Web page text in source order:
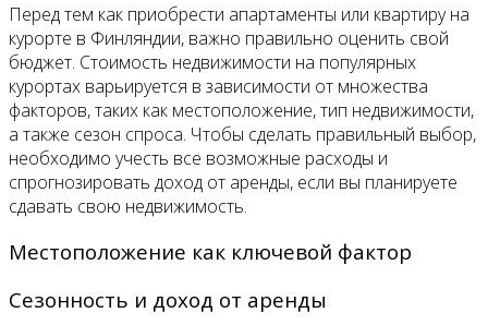
Перед тем как приобрести апартаменты или квартиру на
курорте в Финляндии, важно правильно оценить свой
бюджет. Стоимость недвижимости на популярных
курортах варьируется в зависимости от множества
факторов, таких как местоположение, тип недвижимости,
а также сезон спроса. Чтобы сделать правильный выбор,
необходимо учесть все возможные расходы и
спрогнозировать доход от аренды, если вы планируете
сдавать свою недвижимость.
Местоположение как ключевой фактор
Сезонность и доход от аренды